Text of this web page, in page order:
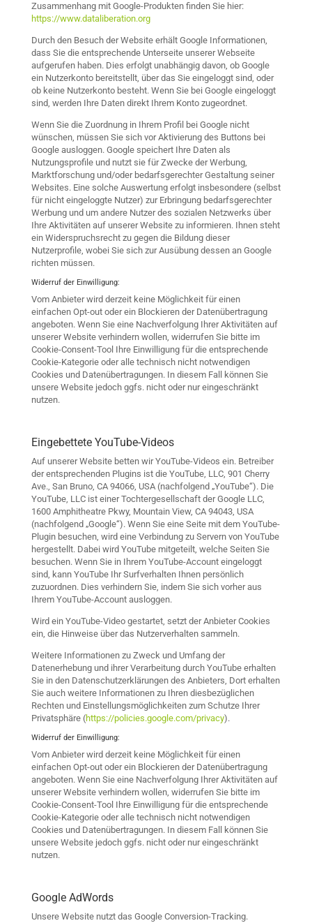
Zusammenhang mit Google-Produkten finden Sie hier:
https://www.dataliberation.org
Durch den Besuch der Website erhält Google Informationen,
dass Sie die entsprechende Unterseite unserer Webseite
aufgerufen haben. Dies erfolgt unabhängig davon, ob Google
ein Nutzerkonto bereitstellt, über das Sie eingeloggt sind, oder
ob keine Nutzerkonto besteht. Wenn Sie bei Google eingeloggt
sind, werden Ihre Daten direkt Ihrem Konto zugeordnet.
Wenn Sie die Zuordnung in Ihrem Profil bei Google nicht
wünschen, müssen Sie sich vor Aktivierung des Buttons bei
Google ausloggen. Google speichert Ihre Daten als
Nutzungsprofile und nutzt sie für Zwecke der Werbung,
Marktforschung und/oder bedarfsgerechter Gestaltung seiner
Websites. Eine solche Auswertung erfolgt insbesondere (selbst
für nicht eingeloggte Nutzer) zur Erbringung bedarfsgerechter
Werbung und um andere Nutzer des sozialen Netzwerks über
Ihre Aktivitäten auf unserer Website zu informieren. Ihnen steht
ein Widerspruchsrecht zu gegen die Bildung dieser
Nutzerprofile, wobei Sie sich zur Ausübung dessen an Google
richten müssen.
Widerruf der Einwilligung:
Vom Anbieter wird derzeit keine Möglichkeit für einen
einfachen Opt-out oder ein Blockieren der Datenübertragung
angeboten. Wenn Sie eine Nachverfolgung Ihrer Aktivitäten auf
unserer Website verhindern wollen, widerrufen Sie bitte im
Cookie-Consent-Tool Ihre Einwilligung für die entsprechende
Cookie-Kategorie oder alle technisch nicht notwendigen
Cookies und Datenübertragungen. In diesem Fall können Sie
unsere Website jedoch ggfs. nicht oder nur eingeschränkt
nutzen.
Eingebettete YouTube-Videos
Auf unserer Website betten wir YouTube-Videos ein. Betreiber
der entsprechenden Plugins ist die YouTube, LLC, 901 Cherry
Ave., San Bruno, CA 94066, USA (nachfolgend „YouTube“). Die
YouTube, LLC ist einer Tochtergesellschaft der Google LLC,
1600 Amphitheatre Pkwy, Mountain View, CA 94043, USA
(nachfolgend „Google“). Wenn Sie eine Seite mit dem YouTube-
Plugin besuchen, wird eine Verbindung zu Servern von YouTube
hergestellt. Dabei wird YouTube mitgeteilt, welche Seiten Sie
besuchen. Wenn Sie in Ihrem YouTube-Account eingeloggt
sind, kann YouTube Ihr Surfverhalten Ihnen persönlich
zuzuordnen. Dies verhindern Sie, indem Sie sich vorher aus
Ihrem YouTube-Account ausloggen.
Wird ein YouTube-Video gestartet, setzt der Anbieter Cookies
ein, die Hinweise über das Nutzerverhalten sammeln.
Weitere Informationen zu Zweck und Umfang der
Datenerhebung und ihrer Verarbeitung durch YouTube erhalten
Sie in den Datenschutzerklärungen des Anbieters, Dort erhalten
Sie auch weitere Informationen zu Ihren diesbezüglichen
Rechten und Einstellungsmöglichkeiten zum Schutze Ihrer
Privatsphäre (https://policies.google.com/privacy).
Widerruf der Einwilligung:
Vom Anbieter wird derzeit keine Möglichkeit für einen
einfachen Opt-out oder ein Blockieren der Datenübertragung
angeboten. Wenn Sie eine Nachverfolgung Ihrer Aktivitäten auf
unserer Website verhindern wollen, widerrufen Sie bitte im
Cookie-Consent-Tool Ihre Einwilligung für die entsprechende
Cookie-Kategorie oder alle technisch nicht notwendigen
Cookies und Datenübertragungen. In diesem Fall können Sie
unsere Website jedoch ggfs. nicht oder nur eingeschränkt
nutzen.
Google AdWords
Unsere Website nutzt das Google Conversion-Tracking.